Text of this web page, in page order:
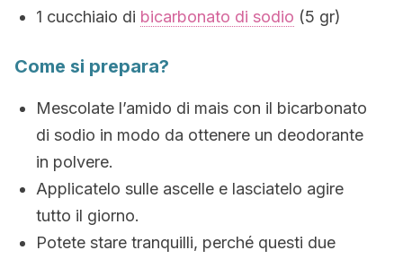
1 cucchiaio di bicarbonato di sodio (5 gr)
Come si prepara?
Mescolate l’amido di mais con il bicarbonato
di sodio in modo da ottenere un deodorante
in polvere.
Applicatelo sulle ascelle e lasciatelo agire
tutto il giorno.
Potete stare tranquilli, perché questi due